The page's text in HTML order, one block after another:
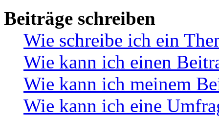
Beiträge schreiben
Wie schreibe ich ein
Wie kann ich einen
Wie kann ich meinem
Wie kann ich eine